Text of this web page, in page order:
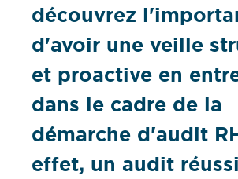
découvrez
d'avoir une veille
et proactive en
dans le cadre de la
démarche d'audit
effet, un audit